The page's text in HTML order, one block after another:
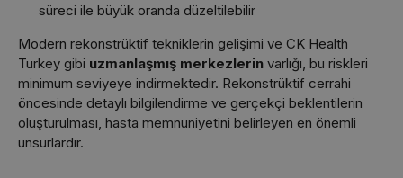
süreci ile büyük oranda düzeltilebilir
Modern rekonstrüktif tekniklerin gelişimi ve CK Health
Turkey gibi uzmanlaşmış merkezlerin varlığı, bu riskleri
minimum seviyeye indirmektedir. Rekonstrüktif cerrahi
öncesinde detaylı bilgilendirme ve gerçekçi beklentilerin
oluşturulması, hasta memnuniyetini belirleyen en önemli
unsurlardır.